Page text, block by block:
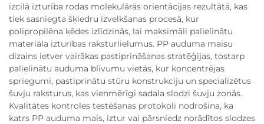
izcilā izturība rodas molekulārās orientācijas rezultātā, kas
tiek sasniegta šķiedru izvelkšanas procesā, kur
polipropilēna ķēdes izlīdzinās, lai maksimāli palielinātu
materiāla izturības raksturlielumus. PP auduma maisu
dizains ietver vairākas pastiprināšanas stratēģijas, tostarp
palielinātu auduma blīvumu vietās, kur koncentrējas
spriegumi, pastiprinātu stūru konstrukciju un specializētus
šuvju raksturus, kas vienmērīgi sadala slodzi šuvju zonās.
Kvalitātes kontroles testēšanas protokoli nodrošina, ka
katrs PP auduma mais, iztur vai pārsniedz norādītos slodzes